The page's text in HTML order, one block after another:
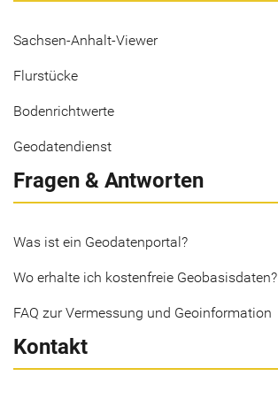
Sachsen-Anhalt-Viewer
Flurstücke
Bodenrichtwerte
Geodatendienst
Fragen & Antworten
Was ist ein Geodatenportal?
Wo erhalte ich kostenfreie Geobasisdaten?
FAQ zur Vermessung und Geoinformation
Kontakt